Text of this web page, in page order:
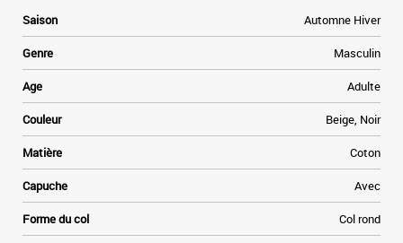
Saison Automne Hiver
Genre Masculin
Age Adulte
Couleur Beige, Noir
Matière Coton
Capuche Avec
Forme du col Col rond